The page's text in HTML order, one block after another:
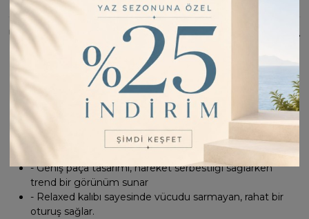
ÜRÜN BILGISI
Standart boy kesimiyle vücuda tam oturur ve hareket
özgürlüğü Sağlar
- Çift cepli tasarımı küçük eşyaların taşınması için pratik
bir çözüm sunar
- Şeritli detaylar ile şık ve modern bir görünüm kazandırır
- Sportswear koleksiyonunun bir parçası olarak spor
- Geniş paça tasarımı, hareket serbestliği sağlarken
trend bir görünüm sunar
- Relaxed kalıbı sayesinde vücudu sarmayan, rahat bir
oturuş sağlar.